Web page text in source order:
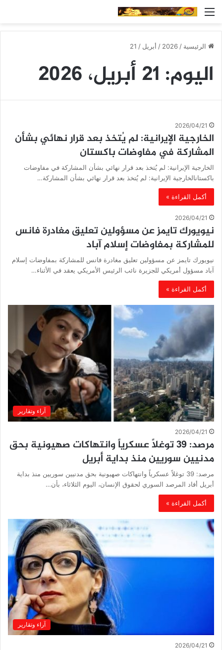
القائمة
الرئيسية /
2026
/ أبريل /
21
اليوم: 21 أبريل، 2026
2026/04/21
الخارجية الإيرانية: لم يُتخذ بعد قرار نهائي بشأن
المشاركة في مفاوضات باكستان
الخارجية الإيرانية: لم يُتخذ بعد قرار نهائي بشأن المشاركة في مفاوضات
باكستانالخارجية الإيرانية: لم يُتخذ بعد قرار نهائي بشأن المشاركة…
أكمل القراءة »
2026/04/21
‏نيويورك تايمز عن مسؤولين تعليق مغادرة فانس
للمشاركة بمفاوضات إسلام آباد
‏نيويورك تايمز عن مسؤولين تعليق مغادرة فانس للمشاركة بمفاوضات إسلام
آباد مسؤول أمريكي للجزيرة نائب الرئيس الأمريكي يعقد في الأثناء…
أكمل القراءة »
آراء وتقارير
2026/04/21
مرصد: 39 توغلاً عسكرياً وانتهاكات صهيونية بحق
مدنيين سوريين منذ بداية أبريل
مرصد: 39 توغلاً عسكرياً وانتهاكات صهيونية بحق مدنيين سوريين منذ بداية
أبريل أفاد المرصد السوري لحقوق الإنسان، اليوم الثلاثاء، بأن…
أكمل القراءة »
آراء وتقارير
2026/04/21